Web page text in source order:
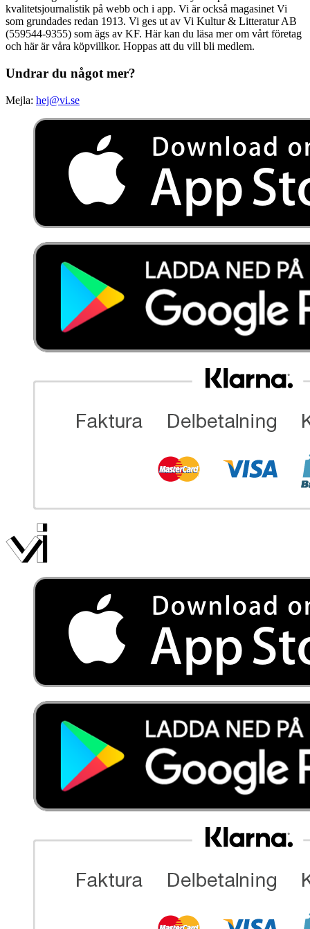
kvalitetsjournalistik på webb och i app. Vi är också magasinet Vi
som grundades redan 1913. Vi ges ut av Vi Kultur & Litteratur AB
(559544-9355) som ägs av KF. Här kan du läsa mer om vårt företag
och här är våra köpvillkor. Hoppas att du vill bli medlem.
Undrar du något mer?
Mejla: hej@vi.se